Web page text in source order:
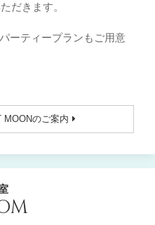
だきます。
ーティープランもご用意
MOONのご案内